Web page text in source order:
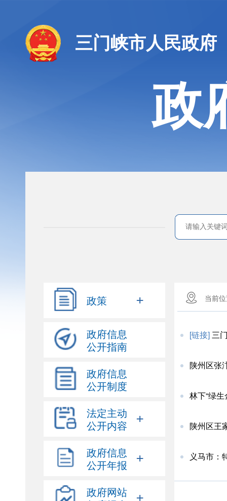
三门峡市人民政府
政
政策 +
政府信息
公开指南
政府信息
公开制度
法定主动
公开内容
+
政府信息
公开年报
+
政府网站
+
当前
[链接]三门
陕州区张
林下“绿生
陕州区王
义马市：